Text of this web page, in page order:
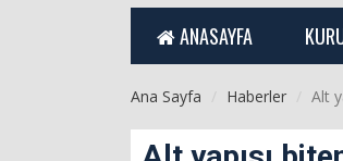
ANASAYFA
Ana Sayfa Haberler Alt